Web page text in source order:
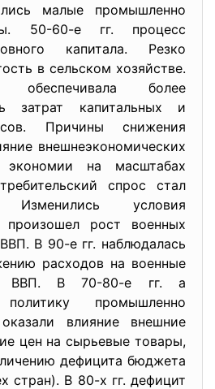
малые промышленно
50-60-е гг. процесс
капитала. Резко
в сельском хозяйстве.
обеспечивала более
затрат капитальных и
Причины снижения
внешнеэкономических
экономии на масштабах
спрос стал
Изменились условия
произошел рост военных
В 90-е гг. наблюдалась
расходов на военные
ВВП. В 70-80-е гг. а
политику промышленно
влияние внешние
цен на сырьевые товары,
дефицита бюджета
стран). В 80-х гг. дефицит